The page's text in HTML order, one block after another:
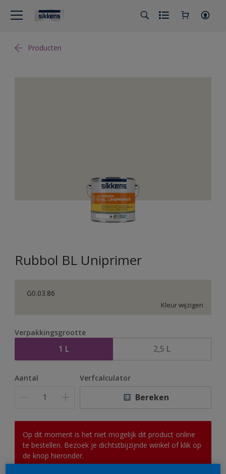
Producten
Rubbol BL Uniprimer
G0.03.86
Kleur wijzigen
Verpakkingsgrootte
1 L 2,5 L
Aantal Verfcalculator
Bereken
Op dit moment is het niet mogelijk dit product online
te bestellen. Bezoek je dichtstbijzijnde winkel of klik op
de knop hieronder.